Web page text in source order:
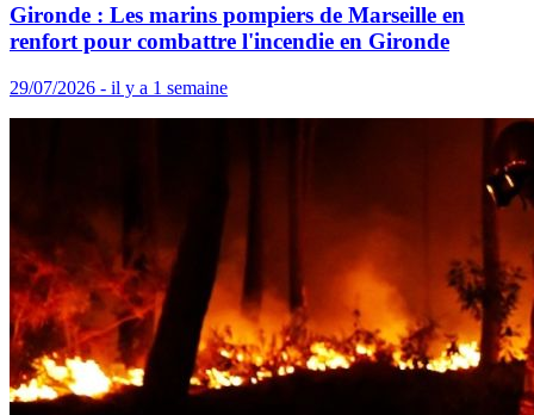
Gironde : Les marins pompiers de Marseille en
renfort pour combattre l'incendie en Gironde
29/07/2026 - il y a 1 semaine